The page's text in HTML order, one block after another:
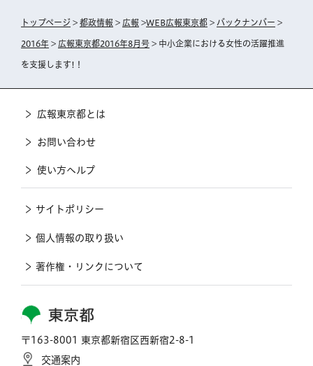
トップページ > 都政情報 > 広報 >WEB広報東京都 > バックナンバー >
2016年 > 広報東京都2016年8月号 > 中小企業における女性の活躍推進
を支援します!！
東京都
〒163-8001 東京都新宿区西新宿2-8-1
交通案内
広報東京都とは
お問い合わせ
使い方ヘルプ
サイトポリシー
個人情報の取り扱い
著作権・リンクについて